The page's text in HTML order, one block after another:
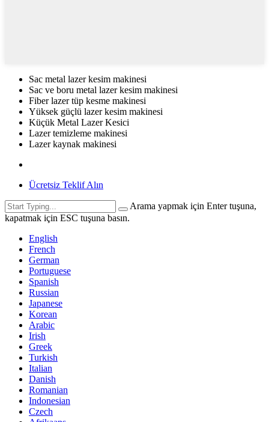
Sac metal lazer kesim makinesi
Sac ve boru metal lazer kesim makinesi
Fiber lazer tüp kesme makinesi
Yüksek güçlü lazer kesim makinesi
Küçük Metal Lazer Kesici
Lazer temizleme makinesi
Lazer kaynak makinesi
Ücretsiz Teklif Alın
Arama yapmak için Enter tuşuna,
kapatmak için ESC tuşuna basın.
English
French
German
Portuguese
Spanish
Russian
Japanese
Korean
Arabic
Irish
Greek
Turkish
Italian
Danish
Romanian
Indonesian
Czech